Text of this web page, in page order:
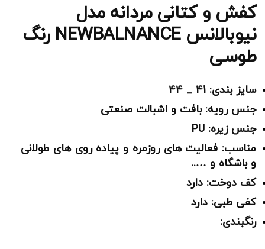
کفش و کتانی مردانه مدل
نیوبالانس NEWBALNANCE رنگ
طوسی
سایز بندی: 41 _ 44
جنس رویه: بافت و اشبالت صنعتی
جنس زیره: PU
مناسب: فعالیت های روزمره و پیاده روی های طولانی
و باشگاه و …..
کف دوخت: دارد
کفی طبی: دارد
رنگبندی: